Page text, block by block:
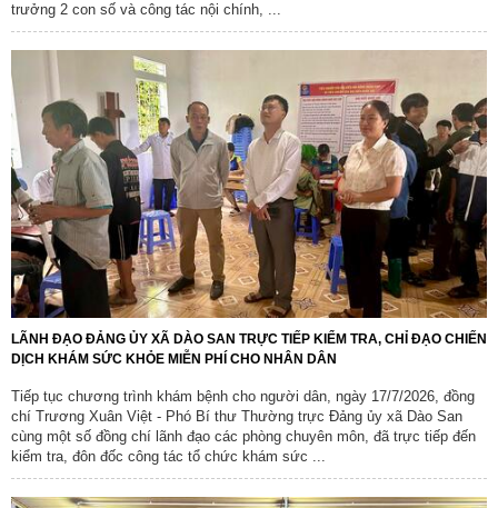
trưởng 2 con số và công tác nội chính, ...
LÃNH ĐẠO ĐẢNG ỦY XÃ DÀO SAN TRỰC TIẾP KIỂM TRA, CHỈ ĐẠO CHIẾN
DỊCH KHÁM SỨC KHỎE MIỄN PHÍ CHO NHÂN DÂN
Tiếp tục chương trình khám bệnh cho người dân, ngày 17/7/2026, đồng
chí Trương Xuân Việt - Phó Bí thư Thường trực Đảng ủy xã Dào San
cùng một số đồng chí lãnh đạo các phòng chuyên môn, đã trực tiếp đến
kiểm tra, đôn đốc công tác tổ chức khám sức ...